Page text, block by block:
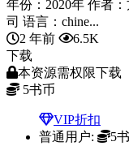
年份：2020年 作者
司 语言：chine...
2 年前
6.5K
下载
本资源需权限下载
5书币
VIP折扣
普通用户:
5